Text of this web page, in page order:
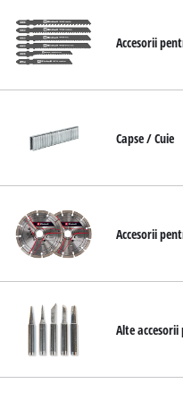
Accesorii
Capse / Cuie
Accesorii
Alte